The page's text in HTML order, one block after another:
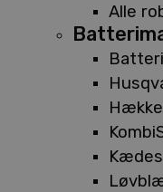
Alle